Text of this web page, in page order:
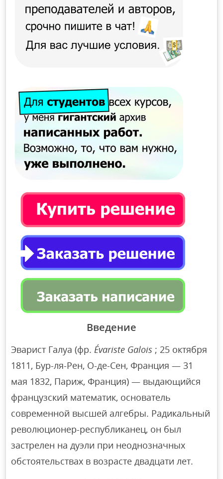
Введение
Эварист Галуа (фр.Évariste Galois ; 25 октября
1811, Бур-ля-Рен, О-де-Сен, Франция — 31
мая 1832, Париж, Франция) — выдающийся
французский математик, основатель
современной высшей алгебры. Радикальный
революционер-республиканец, он был
застрелен на дуэли при неоднозначных
обстоятельствах в возрасте двадцати лет.